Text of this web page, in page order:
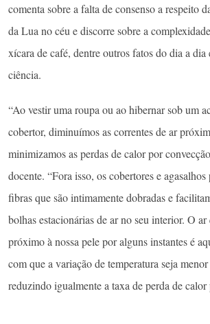
comenta sobre a falta de consenso a respeito
da Lua no céu e discorre sobre a
xícara de café, dentre outros fatos do dia a dia
ciência.
“Ao vestir uma roupa ou ao hibernar sob um
cobertor, diminuímos as correntes de ar
minimizamos as perdas de calor por
docente. “Fora isso, os cobertores e
fibras que são intimamente dobradas e
bolhas estacionárias de ar no seu interior. O ar
próximo à nossa pele por alguns instantes é
com que a variação de temperatura seja
reduzindo igualmente a taxa de perda de calor